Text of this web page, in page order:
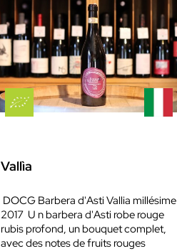
Vallìa
DOCG Barbera d'Asti Vallia millésime
2017 U n barbera d'Asti robe rouge
rubis profond, un bouquet complet,
avec des notes de fruits rouges